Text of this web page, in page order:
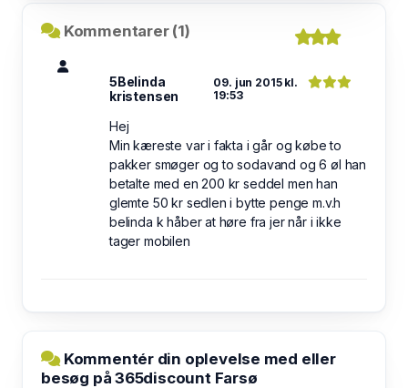
Kommentarer (1)
5Belinda
kristensen
09. jun 2015 kl.
19:53
Hej
Min kæreste var i fakta i går og købe to
pakker smøger og to sodavand og 6 øl han
betalte med en 200 kr seddel men han
glemte 50 kr sedlen i bytte penge m.v.h
belinda k håber at høre fra jer når i ikke
tager mobilen
Kommentér din oplevelse med eller
besøg på 365discount Farsø